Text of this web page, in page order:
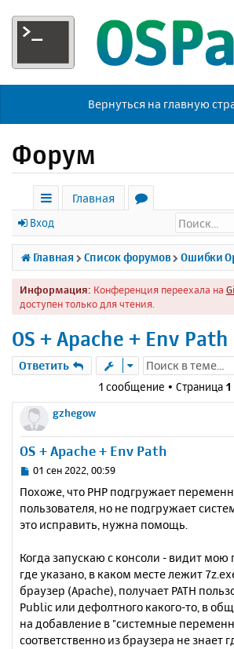
Вернуться на главную
Форум
с
ы
л
к
Главная
р
у
м
Вход
Главная Список форумов
Информация: Конференция переехала на
доступен только для чтения.
OS + Apache + Env Path
Ответить
1 сообщение • Страница 1
gzhegow
OS + Apache + Env Path
С
о
б
щ
н
е
01 сен 2022, 00:59
Похоже, что PHP подгружает
пользователя, но не подгружает
это исправить, нужна помощь.
Когда запускаю с консоли - видит мою
где указано, в каком месте лежит
браузер (Apache), получает PATH
Public или дефолтного какого-то, в
на добавление в "системные
соответственно из браузера не знает